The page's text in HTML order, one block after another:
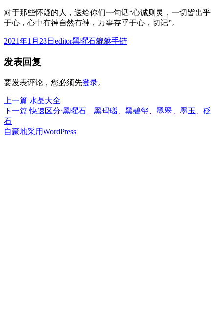
对于那些怀疑的人，送给你们一句话“心诚则灵，一切皆出乎
于心，心中有神自然有神，万事存乎于心，切记”。
发
于
2021年1月28日 作
editor分
黑曜石貔貅手链
发表回复
要发表评论，您必须先登录。
文
章
导
上一篇 上
篇
章：
水晶大全
下一篇 下
文
快速区分:黑曜石、黑玛瑙、黑碧玺、墨翠、墨玉、砭
石
自豪地采用WordPress